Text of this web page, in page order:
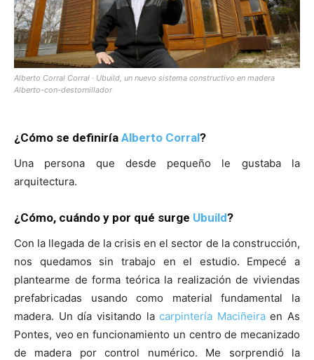
Alberto Corral Corral · Ubuild, un nuevo sistema constructivo en madera
Alberto-con-destornillador
¿Cómo se definiría Alberto Corral?
Una persona que desde pequeño le gustaba la
arquitectura.
¿Cómo, cuándo y por qué surge Ubuild?
Con la llegada de la crisis en el sector de la construcción,
nos quedamos sin trabajo en el estudio. Empecé a
plantearme de forma teórica la realización de viviendas
prefabricadas usando como material fundamental la
madera. Un día visitando lacarpintería Maciñeiraen As
Pontes, veo en funcionamiento un centro de mecanizado
de madera por control numérico. Me sorprendió la